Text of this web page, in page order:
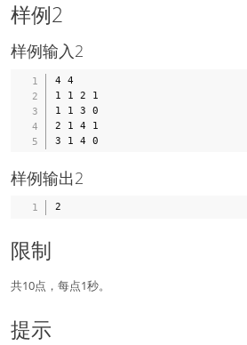
样例2
样例输入2
4 4
1 1 2 1
1 1 3 0
2 1 4 1
样例输出2
限制
共10点，每点1秒。
提示